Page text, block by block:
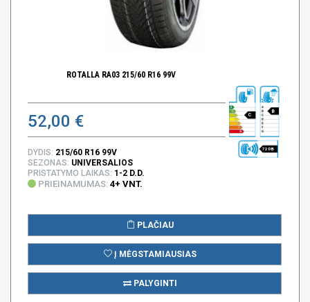
ROTALLA RA03 215/60 R16 99V
52,00 € C
B
72 DB
DYDIS: 215/60 R16 99V
SEZONAS: UNIVERSALIOS
PRISTATYMO LAIKAS: 1-2 D.D.
PRIEINAMUMAS: 4+ VNT.
PLAČIAU
Į MĖGSTAMIAUSIAS
PALYGINTI